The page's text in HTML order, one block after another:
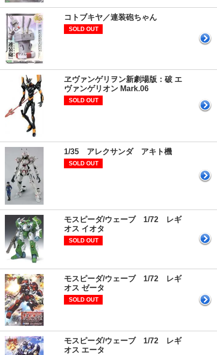
コトブキヤ／連装砲ちゃん
SOLD OUT
ヱヴァンゲリヲン新劇場版：破 エ
ヴァンゲリオン Mark.06
SOLD OUT
1/35 アレクサンダ アキト機
SOLD OUT
モスピーダ/ウェーブ 1/72 レギ
オス イオタ
SOLD OUT
モスピーダ/ウェーブ 1/72 レギ
オス ゼータ
SOLD OUT
モスピーダ/ウェーブ 1/72 レギ
オス エータ